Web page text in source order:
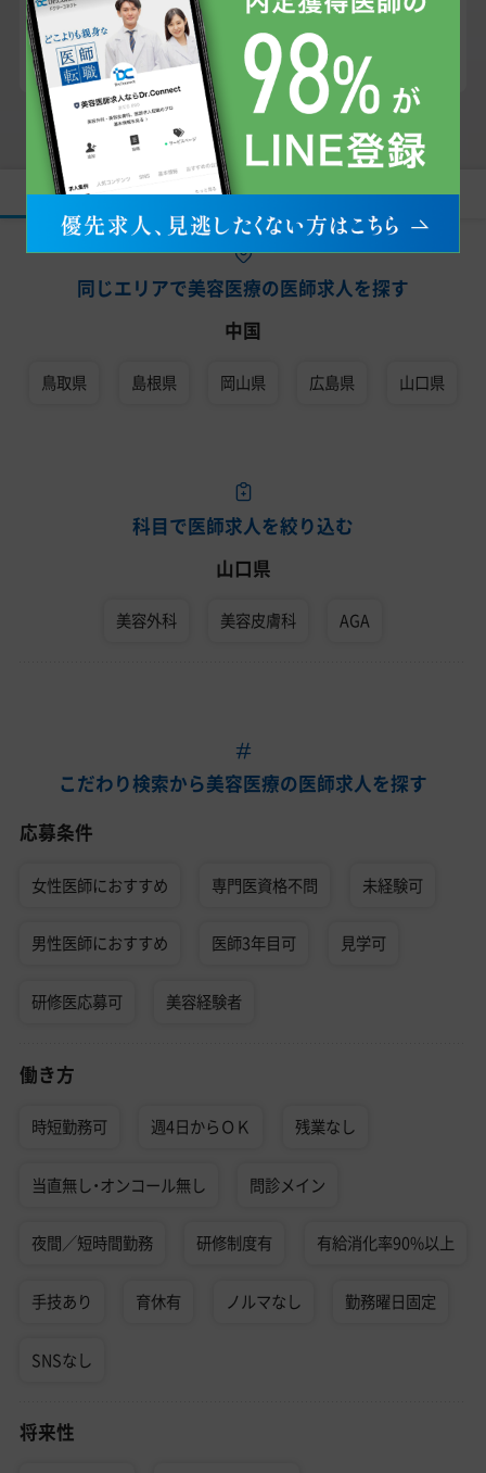
余裕を持って転職活動をスタートすることをお勧
めしますので、まずはお気軽にご相談ください。
すべて 常勤 非常勤
同じエリアで美容医療の医師求人を探す
中国
鳥取県 島根県 岡山県 広島県 山口県
科目で医師求人を絞り込む
山口県
美容外科 美容皮膚科 AGA
こだわり検索から美容医療の医師求人を探す
応募条件
女性医師におすすめ 専門医資格不問 未経験可
男性医師におすすめ 医師3年目可 見学可
研修医応募可 美容経験者
働き方
時短勤務可 週4日からＯＫ 残業なし
当直無し・オンコール無し 問診メイン
夜間／短時間勤務 研修制度有 有給消化率90%以上
手技あり 育休有 ノルマなし 勤務曜日固定
SNSなし
将来性